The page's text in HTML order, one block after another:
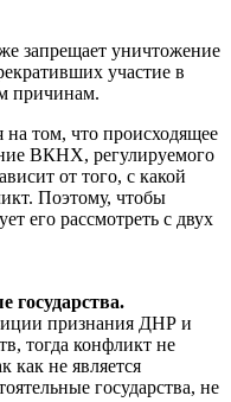
запрещает уничтожение
участие в
причинам.
том, что происходящее
ВКНХ, регулируемого
от того, с какой
Поэтому, чтобы
его рассмотреть с двух
признания ДНР и
тогда конфликт не
как не является
государства, не